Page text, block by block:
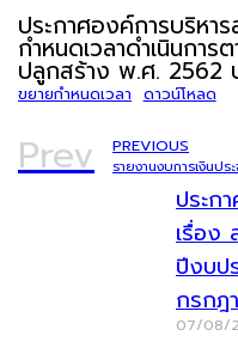
ประกาศองค์การบริหา
กำหนดเวลาดำเนินกา
ปลูกสร้าง พ.ศ. 2562
ขยายกำหนดเวลา ดาวน์โหลด
Prev PREVIOUS
ประก
เรื่อง
ปีงบป
กรกฎ
07/08/